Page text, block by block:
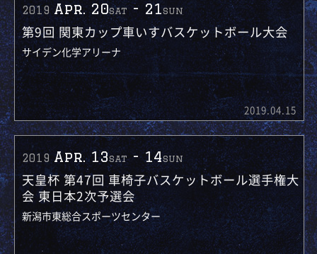
2019 Apr. 20sat - 21 sun
第9回 関東カップ車いすバスケットボール大会
サイデン化学アリーナ
2019.04.15
2019 Apr. 13sat-14sun
天皇杯 第47回 車椅子バスケットボール選手権大
会 東日本2次予選会
新潟市東総合スポーツセンター